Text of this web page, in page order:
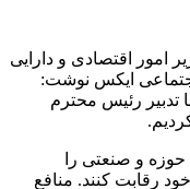
امور اقتصادی و دارایی
۱۴۰۳ در شبکه اجتماعی ایکس نوشت:
تدبیر رئیس محترم
حوزه و صنعتی را
رقابت کنند. منافع